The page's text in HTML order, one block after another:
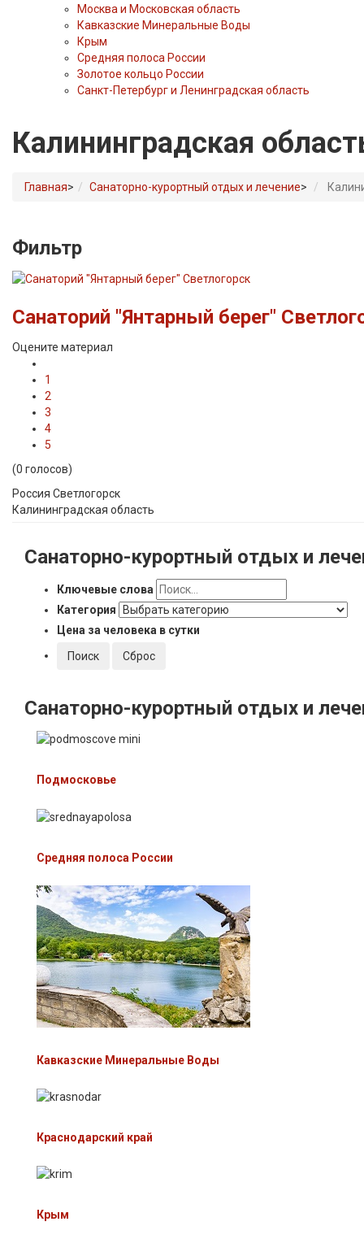
Москва и Московская область
Кавказские Минеральные Воды
Крым
Средняя полоса России
Золотое кольцо России
Санкт-Петербург и Ленинградская область
Калининградская
Главная> Санаторно-курортный отдых и лечение>
Фильтр
Санаторий "Янтарный берег"
Оцените материал
1
2
3
4
5
(0 голосов)
Россия Светлогорск
Калининградская область
Санаторно-курортный отдых и
Ключевые слова
Категория
Цена за человека в сутки
Санаторно-курортный отдых и
Подмосковье
Средняя полоса России
Кавказские Минеральные Воды
Краснодарский край
Крым